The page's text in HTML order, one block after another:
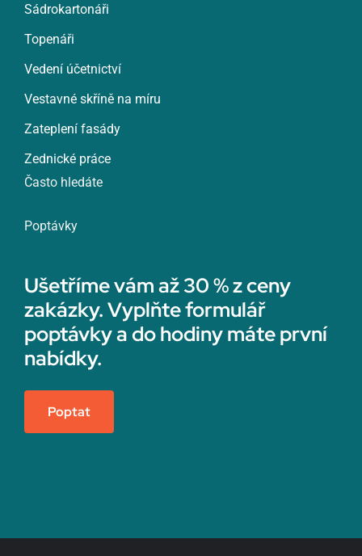
Sádrokartonáři
Topenáři
Vedení účetnictví
Vestavné skříně na míru
Zateplení fasády
Zednické práce
Často hledáte
Poptávky
Ušetříme vám až 30 % z ceny
zakázky. Vyplňte formulář
poptávky a do hodiny máte první
nabídky.
Poptat